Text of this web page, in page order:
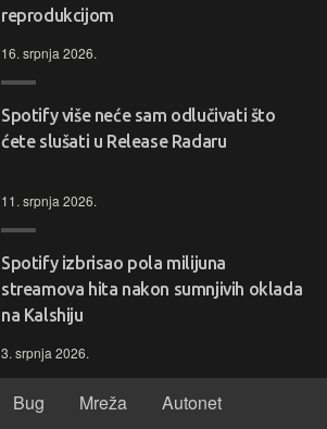
reprodukcijom
16. srpnja 2026.
Spotify više neće sam odlučivati što
ćete slušati u Release Radaru
11. srpnja 2026.
Spotify izbrisao pola milijuna
streamova hita nakon sumnjivih oklada
na Kalshiju
3. srpnja 2026.
Bug Mreža
Autonet